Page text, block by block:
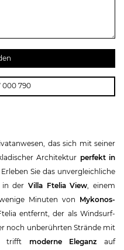
000 790
das sich mit seiner
Architektur perfekt in
. Erleben Sie das unvergleichliche
in derVilla Ftelia View , einem
Minuten von Mykonos-
entfernt, der als Windsurf-
noch unberührten Strände mit
trifft moderne Eleganz auf